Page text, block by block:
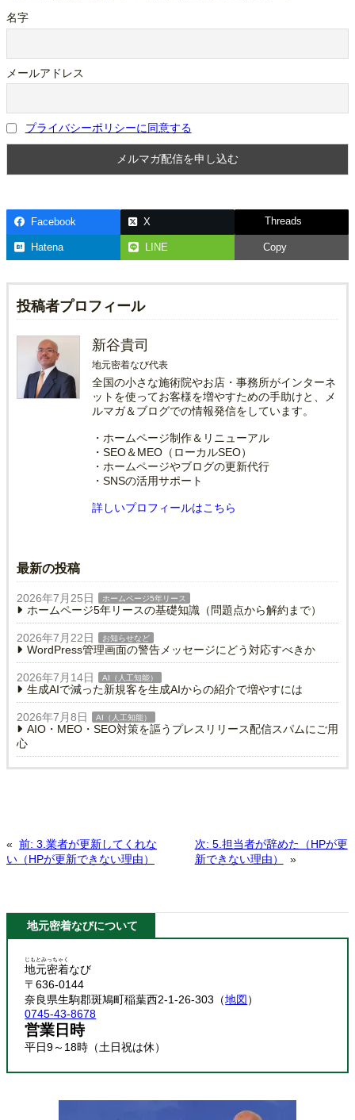
名字
メールアドレス
プライバシーポリシーに同意する
Facebook X Threads
Hatena LINE Copy
投稿者プロフィール
新谷貴司
地元密着なび代表
全国の小さな施術院やお店・事務所がインターネ
ットを使ってお客様を増やすための手助けと、メ
ルマガ＆ブログでの情報発信をしています。
・ホームページ制作＆リニューアル
・SEO＆MEO（ローカルSEO）
・ホームページやブログの更新代行
・SNSの活用サポート
詳しいプロフィールはこちら
最新の投稿
2026年7月25日 ホームページ5年リース
ホームページ5年リースの基礎知識（問題点から解約まで）
2026年7月22日 お知らせなど
WordPress管理画面の警告メッセージにどう対応すべきか
2026年7月14日 AI（人工知能）
生成AIで減った新規客を生成AIからの紹介で増やすには
2026年7月8日 AI（人工知能）
AIO・MEO・SEO対策を謳うプレスリリース配信スパムにご用
心
« 前: 3.業者が更新してくれな
い（HPが更新できない理由）
次: 5.担当者が辞めた（HPが更
新できない理由）
»
地元密着なびについて
地元密着
じもとみっちゃく
なび
〒636-0144
奈良県生駒郡斑鳩町稲葉西2-1-26-303（地図）
0745-43-8678
営業日時
平日9～18時（土日祝は休）